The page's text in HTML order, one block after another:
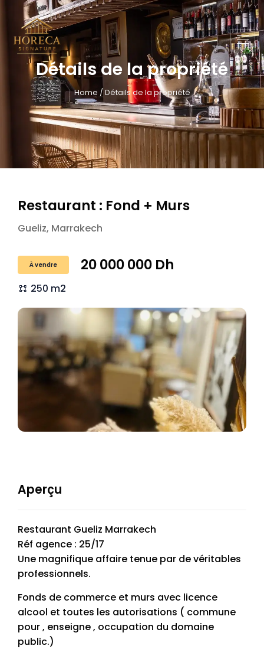
Détails de la propriété
Home / Détails de la propriété
Restaurant : Fond + Murs
Gueliz, Marrakech
À vendre 20 000 000 Dh
250 m2
Aperçu
Restaurant Gueliz Marrakech
Réf agence : 25/17
Une magnifique affaire tenue par de véritables
professionnels.
Fonds de commerce et murs avec licence
alcool et toutes les autorisations ( commune
pour , enseigne , occupation du domaine
public.)